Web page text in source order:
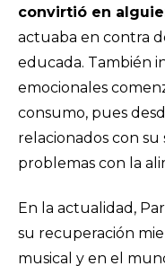
convirtió en
actuaba en contra
educada. También
emocionales
consumo, pues
relacionados con
problemas con la
En la actualidad,
su recuperación
musical y en el